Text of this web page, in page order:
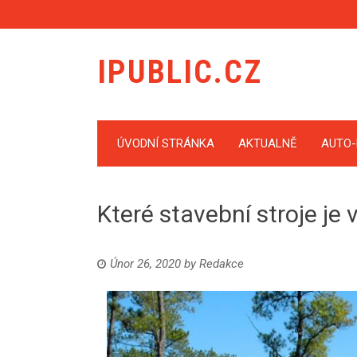
IPUBLIC.CZ
ÚVODNÍ STRÁNKA AKTUALNĚ
Které stavební stroje je
Únor 26, 2020 by Redakce